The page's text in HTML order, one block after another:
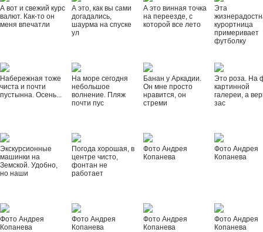
А вот и свежий курс
валют. Как-то он
меня впечатли
А это, как вы сами
догадались,
шаурма на спуске
ул
А это винная точка
на переезде, с
которой все лето
Эта
курортница
примеривает
футболку
Набережная тоже
чиста и почти
пустынна. Осень...
На море сегодня
небольшое
волнение. Пляж
почти пус
Банан у Аркадии.
Он мне просто
нравится, он
стреми
Это роза. На
картинной
галереи, а
зас
Экскурсионные
машинки на
Земской. Удобно,
но наши
Погода хорошая, в
центре чисто,
фонтан не
работает
Фото Андрея
Копанева
Фото Андрея
Копанева
Фото Андрея
Копанева
Фото Андрея
Копанева
Фото Андрея
Копанева
Фото Андрея
Копанева